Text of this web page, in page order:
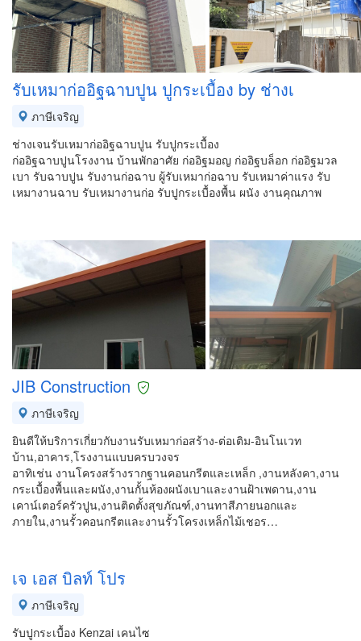
รับเหมาก่ออิฐฉาบปูน ปูกระเบื้อง by ช่างเ
ภาษีเจริญ
ช่างเจนรับเหมาก่ออิฐฉาบปูน รับปูกระเบื้อง
ก่ออิฐฉาบปูนโรงงาน บ้านพักอาศัย ก่ออิฐมอญ ก่ออิฐบล็อก ก่ออิฐมวล
เบา รับฉาบปูน รับงานก่อฉาบ ผู้รับเหมาก่อฉาบ รับเหมาค่าแรง รับ
เหมางานฉาบ รับเหมางานก่อ รับปูกระเบื้องพื้น ผนัง งานคุณภาพ
JIB Construction
ภาษีเจริญ
ยินดีให้บริการเกี่ยวกับงานรับเหมาก่อสร้าง-ต่อเติม-อินโนเวท
บ้าน,อาคาร,โรงงานแบบครบวงจร
อาทิเช่น งานโครงสร้างรากฐานคอนกรีตและเหล็ก ,งานหลังคา,งาน
กระเบื้องพื้นและผนัง,งานกั้นห้องผนังเบาและงานฝ้าเพดาน,งาน
เคาน์เตอร์ครัวปูน,งานติดตั้งสุขภัณฑ์,งานทาสีภายนอกและ
ภายใน,งานรั้วคอนกรีตและงานรั้วโครงเหล็กไม้เชอร…
เจ เอส บิลท์ โปร
ภาษีเจริญ
รับปูกระเบื้อง Kenzai เคนไซ